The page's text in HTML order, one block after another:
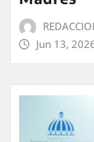
Jun 13,